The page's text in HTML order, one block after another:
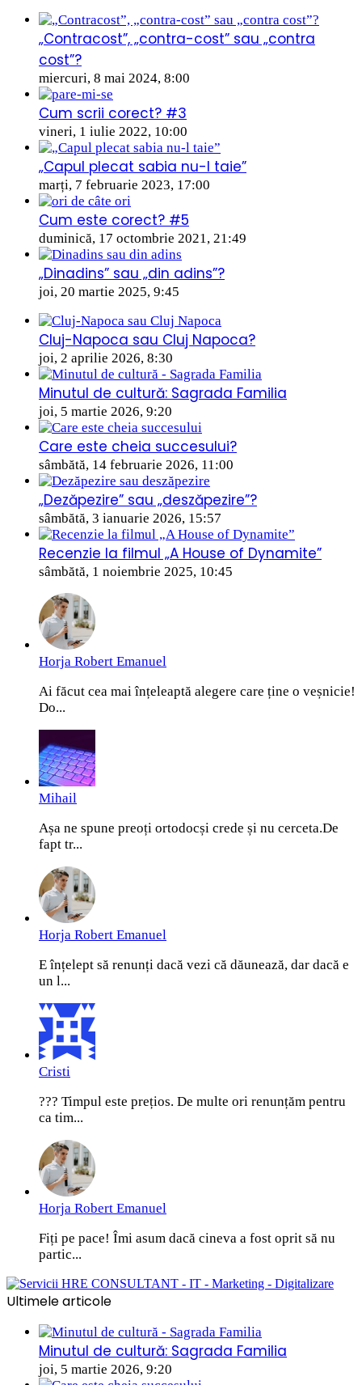
„Contracost”, „contra-cost” sau „contra
cost”?
miercuri, 8 mai 2024, 8:00
Cum scrii corect? #3
vineri, 1 iulie 2022, 10:00
„Capul plecat sabia nu-l taie”
marți, 7 februarie 2023, 17:00
Cum este corect? #5
duminică, 17 octombrie 2021, 21:49
„Dinadins” sau „din adins”?
joi, 20 martie 2025, 9:45
Cluj-Napoca sau Cluj Napoca?
joi, 2 aprilie 2026, 8:30
Minutul de cultură: Sagrada Familia
joi, 5 martie 2026, 9:20
Care este cheia succesului?
sâmbătă, 14 februarie 2026, 11:00
„Dezăpezire” sau „deszăpezire”?
sâmbătă, 3 ianuarie 2026, 15:57
Recenzie la filmul „A House of Dynamite”
sâmbătă, 1 noiembrie 2025, 10:45
Horja Robert Emanuel
Ai făcut cea mai înțeleaptă alegere care ține o veșnicie!
Do...
Mihail
Așa ne spune preoți ortodocși crede și nu cerceta.De
fapt tr...
Horja Robert Emanuel
E înțelept să renunți dacă vezi că dăunează, dar dacă e
un l...
Cristi
??? Timpul este prețios. De multe ori renunțăm pentru
ca tim...
Horja Robert Emanuel
Fiți pe pace! Îmi asum dacă cineva a fost oprit să nu
partic...
Ultimele articole
Minutul de cultură: Sagrada Familia
joi, 5 martie 2026, 9:20